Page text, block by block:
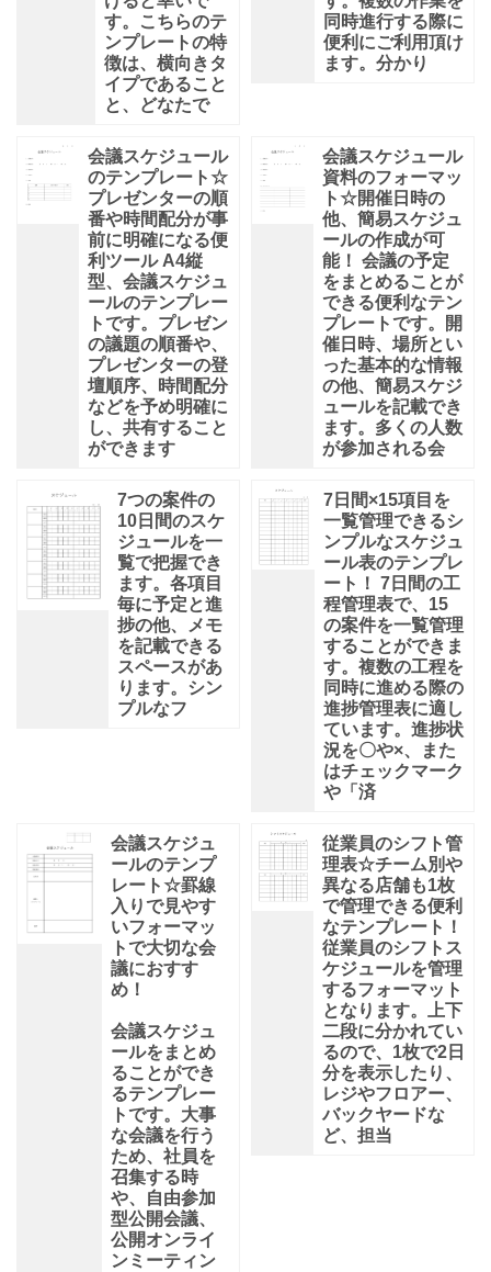
す。こちらのテ
ンプレートの特
徴は、横向きタ
イプであること
と、どなたで
同時進行する際に
便利にご利用頂け
ます。分かり
会議スケジュール
のテンプレート☆
プレゼンターの順
番や時間配分が事
前に明確になる便
利ツール A4縦
型、会議スケジュ
ールのテンプレー
トです。プレゼン
の議題の順番や、
プレゼンターの登
壇順序、時間配分
などを予め明確に
し、共有すること
ができます
会議スケジュール
資料のフォーマッ
ト☆開催日時の
他、簡易スケジュ
ールの作成が可
能！ 会議の予定
をまとめることが
できる便利なテン
プレートです。開
催日時、場所とい
った基本的な情報
の他、簡易スケジ
ュールを記載でき
ます。多くの人数
が参加される会
7つの案件の
10日間のスケ
ジュールを一
覧で把握でき
ます。各項目
毎に予定と進
捗の他、メモ
を記載できる
スペースがあ
ります。シン
プルなフ
7日間×15項目を
一覧管理できるシ
ンプルなスケジュ
ール表のテンプレ
ート！ 7日間の工
程管理表で、15
の案件を一覧管理
することができま
す。複数の工程を
同時に進める際の
進捗管理表に適し
ています。進捗状
況を〇や×、また
はチェックマーク
や「済
会議スケジュ
ールのテンプ
レート☆罫線
入りで見やす
いフォーマッ
トで大切な会
議におすす
め！
会議スケジュ
ールをまとめ
ることができ
るテンプレー
トです。大事
な会議を行う
ため、社員を
召集する時
や、自由参加
型公開会議、
公開オンライ
ンミーティン
従業員のシフト管
理表☆チーム別や
異なる店舗も1枚
で管理できる便利
なテンプレート！
従業員のシフトス
ケジュールを管理
するフォーマット
となります。上下
二段に分かれてい
るので、1枚で2日
分を表示したり、
レジやフロアー、
バックヤードな
ど、担当